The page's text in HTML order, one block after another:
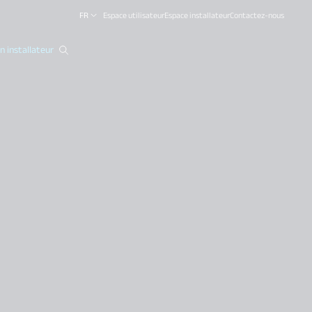
FR Espace utilisateurEspace installateurContactez-nous
installateur